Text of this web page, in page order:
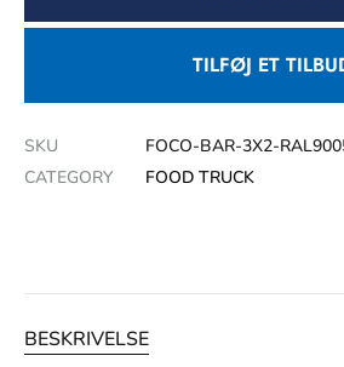
TILFØJ ET
SKU
FOCO-BAR-3X2-
CATEGORY
FOOD TRUCK
BESKRIVELSE